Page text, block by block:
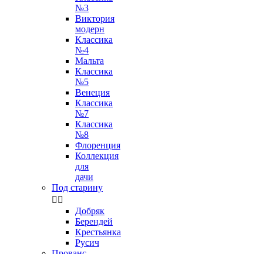
№3
Виктория
модерн
Классика
№4
Мальта
Классика
№5
Венеция
Классика
№7
Классика
№8
Флоренция
Коллекция
для
дачи
Под старину
 
Добряк
Берендей
Крестьянка
Русич